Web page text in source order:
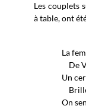
Les couplets
à table, ont
La
De
Un
On